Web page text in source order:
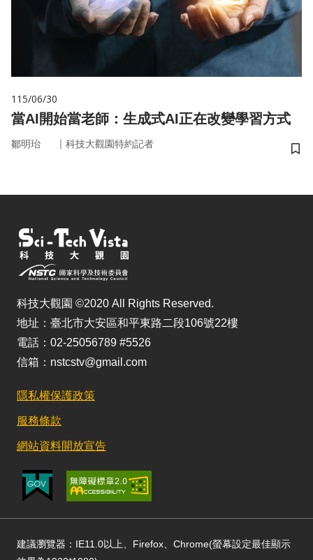
115/06/30
當AI開始當老師：生成式AI正在改變學習方式
鄒明珆 ｜ 科技大觀園特約記者
儲
科技大觀園 ©2020 All Rights Reserved.
地址：臺北市大安區和平東路二段106號22樓
電話：02-25056789 #5526
信箱：nstcstv@gmail.com
隱私權保護政策
服務條款
網站資料開放宣告
建議瀏覽器：IE11.0以上、Firefox、Chrome(螢幕設定最佳顯示